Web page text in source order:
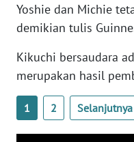
Yoshie dan Michie
demikian tulis
Kikuchi bersaudara
merupakan hasil
1 2 Selanjutnya
WN
WN
NTT